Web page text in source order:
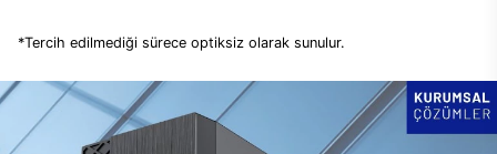
*Tercih edilmediği sürece optiksiz olarak sunulur.